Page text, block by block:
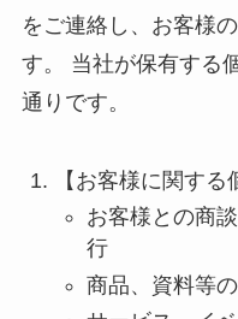
をご連絡し、お客様
す。 当社が保有する
通りです。
【お客様に関する
お客様との商
行
商品、資料等